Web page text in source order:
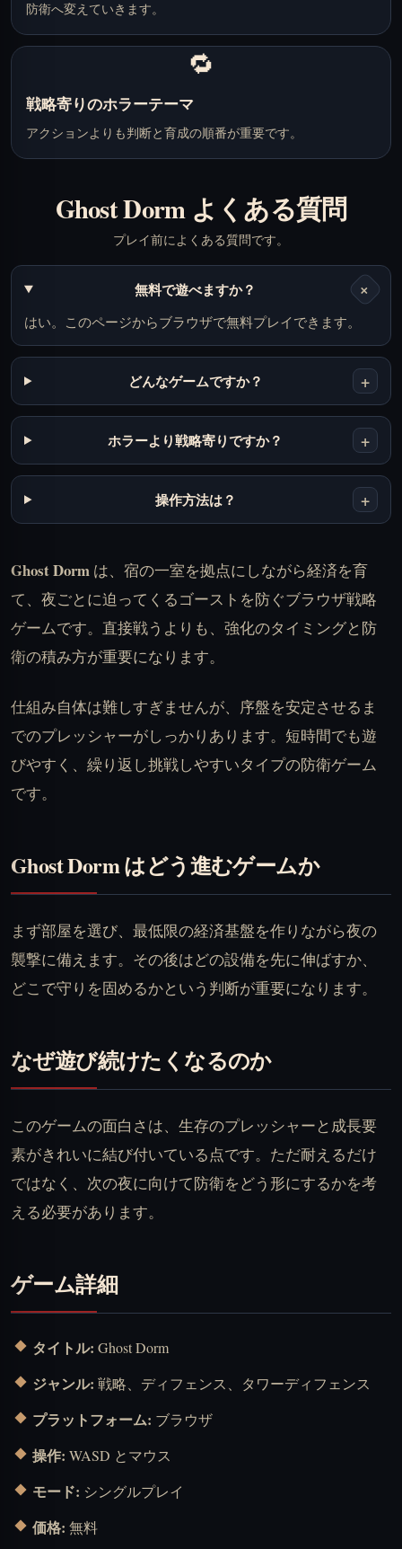
防衛へ変えていきます。
🔁
戦略寄りのホラーテーマ
アクションよりも判断と育成の順番が重要です。
Ghost Dorm よくある質問
プレイ前によくある質問です。
無料で遊べますか？ +
はい。このページからブラウザで無料プレイできます。
どんなゲームですか？ +
ホラーより戦略寄りですか？ +
操作方法は？ +
Ghost Dorm は、宿の一室を拠点にしながら経済を育
て、夜ごとに迫ってくるゴーストを防ぐブラウザ戦略
ゲームです。直接戦うよりも、強化のタイミングと防
衛の積み方が重要になります。
仕組み自体は難しすぎませんが、序盤を安定させるま
でのプレッシャーがしっかりあります。短時間でも遊
びやすく、繰り返し挑戦しやすいタイプの防衛ゲーム
です。
Ghost Dorm はどう進むゲームか
まず部屋を選び、最低限の経済基盤を作りながら夜の
襲撃に備えます。その後はどの設備を先に伸ばすか、
どこで守りを固めるかという判断が重要になります。
なぜ遊び続けたくなるのか
このゲームの面白さは、生存のプレッシャーと成長要
素がきれいに結び付いている点です。ただ耐えるだけ
ではなく、次の夜に向けて防衛をどう形にするかを考
える必要があります。
ゲーム詳細
タイトル: Ghost Dorm
ジャンル: 戦略、ディフェンス、タワーディフェンス
プラットフォーム: ブラウザ
操作: WASD とマウス
モード: シングルプレイ
価格: 無料